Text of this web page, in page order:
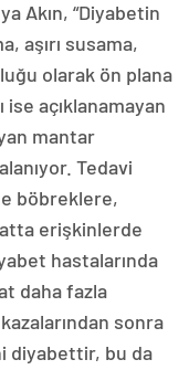
Akın, “Diyabetin
aşırı susama,
olarak ön plana
ise açıklanamayan
mantar
Tedavi
böbreklere,
erişkinlerde
hastalarında
daha fazla
sonra
diyabettir, bu da